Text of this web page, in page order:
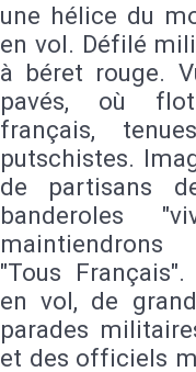
une hélice du
en vol. Défilé
à béret rouge.
pavés, où
français,
putschistes.
de partisans
banderoles
maintiendrons
"Tous
en vol, de
parades
et des officiels